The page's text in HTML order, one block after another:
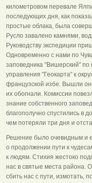
километровом перевале
последующих дня, как
простые облака, была
Русло завалено камнями,
Руководству экспедиции
Одновременно с нами по
заповедника "Вишерский" по
управления "Геокарта" к
французской избе. Вышли
их обогнали. Комиссии
знание собственного
благополучно спустились в
чем потеряли три дня и
Решение было очевидным и
о продолжении пути к
к людям. Стихия жестоко
нас в святые места района.
сбить нас с пути, измотать,